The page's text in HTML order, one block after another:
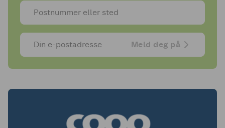
Meld deg på